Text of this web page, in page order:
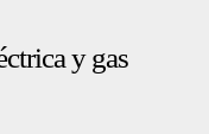
y gas